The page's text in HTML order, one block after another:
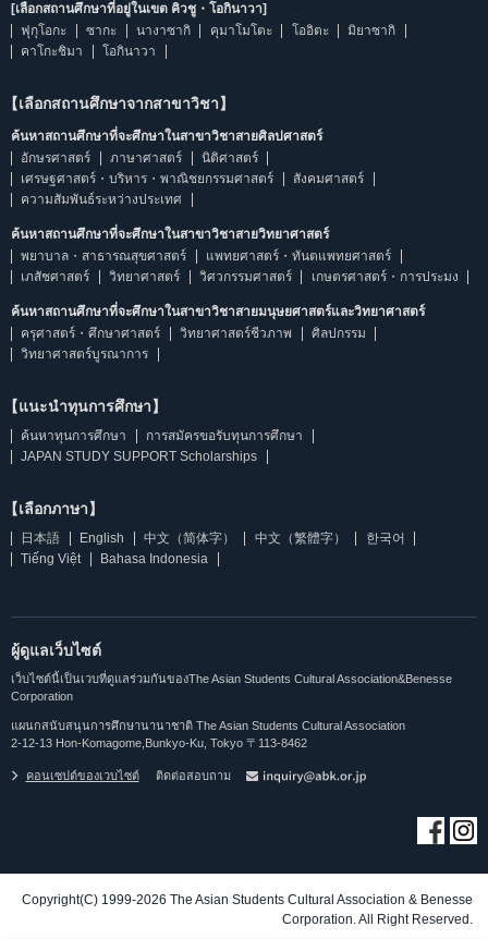
[เลือกสถานศึกษาที่อยู่ในเขต คิวชู・โอกินาวา]
ฟุกุโอกะ
ซากะ นางาซากิ คุมาโมโตะ โออิตะ
มิยาซากิ
คาโกะชิมา
โอกินาวา
【เลือกสถานศึกษาจากสาขาวิชา】
ค้นหาสถานศึกษาที่จะศึกษาในสาขาวิชาสายศิลปศาสตร์
อักษรศาสตร์
ภาษาศาสตร์
นิติศาสตร์
เศรษฐศาสตร์・บริหาร・พาณิชยกรรมศาสตร์
สังคมศาสตร์
ความสัมพันธ์ระหว่างประเทศ
ค้นหาสถานศึกษาที่จะศึกษาในสาขาวิชาสายวิทยาศาสตร์
พยาบาล・สาธารณสุขศาสตร์
แพทยศาสตร์・ทันตแพทยศาสตร์
เภสัชศาสตร์
วิทยาศาสตร์ วิศวกรรมศาสตร์ เกษตรศาสตร์・การประมง
ค้นหาสถานศึกษาที่จะศึกษาในสาขาวิชาสายมนุษยศาสตร์และวิทยาศาสตร์
ครุศาสตร์・ศึกษาศาสตร์
วิทยาศาสตร์ชีวภาพ
ศิลปกรรม
วิทยาศาสตร์บูรณาการ
【แนะนำทุนการศึกษา】
ค้นหาทุนการศึกษา
การสมัครขอรับทุนการศึกษา
JAPAN STUDY SUPPORT Scholarships
【เลือกภาษา】
日本語 English 中文（简体字） 中文（繁體字）
한국어
Tiếng Việt
Bahasa Indonesia
ผู้ดูแลเว็บไซต์
เว็บไซต์นี้เป็นเวบที่ดูแลร่วมกันของThe Asian Students Cultural Association&Benesse
Corporation
แผนกสนับสนุนการศึกษานานาชาติ The Asian Students Cultural Association
2-12-13 Hon-Komagome,Bunkyo-Ku, Tokyo 〒113-8462
คอนเซปต์ของเวบไซต์ ติดต่อสอบถาม
Copyright(C) 1999-2026 The Asian Students Cultural Association & Benesse
Corporation. All Right Reserved.